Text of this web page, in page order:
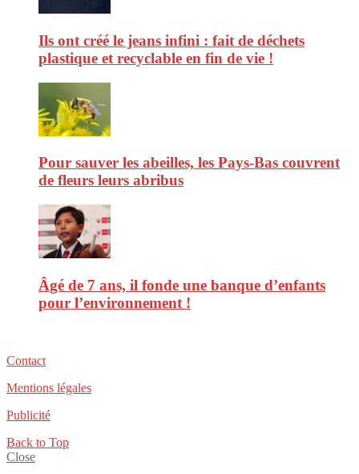
Ils ont créé le jeans infini : fait de déchets
plastique et recyclable en fin de vie !
Pour sauver les abeilles, les Pays-Bas couvrent
de fleurs leurs abribus
Âgé de 7 ans, il fonde une banque d’enfants
pour l’environnement !
Contact
Mentions légales
Publicité
Back to Top
Close